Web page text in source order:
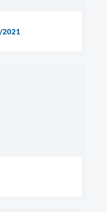
2021